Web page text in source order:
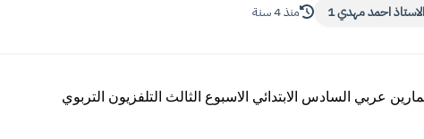
الاستاذ احمد مهدي 1 منذ 4 سنة
عربي السادس الابتدائي الاسبوع الثالث التلفزيون التربوي